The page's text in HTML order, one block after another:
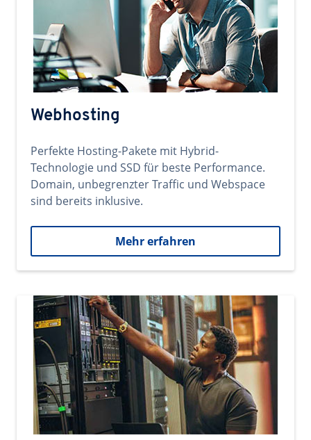
Webhosting
Perfekte Hosting-Pakete mit Hybrid-
Technologie und SSD für beste Performance.
Domain, unbegrenzter Traffic und Webspace
sind bereits inklusive.
Mehr erfahren